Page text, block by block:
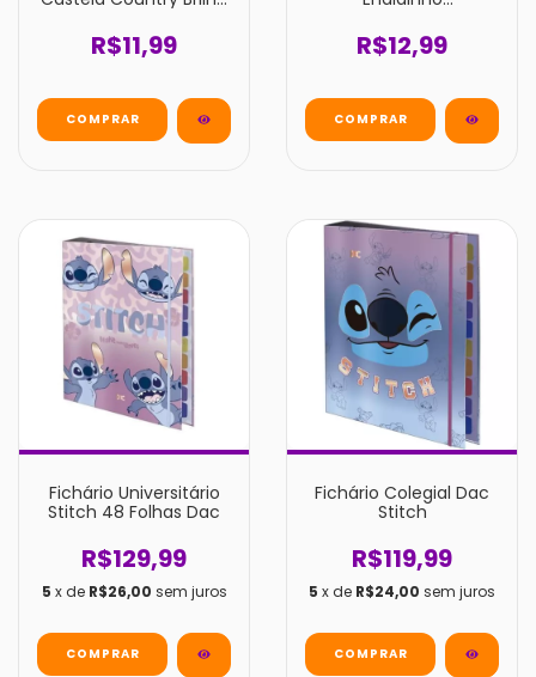
R$11,99 R$12,99
Fichário Universitário
Stitch 48 Folhas Dac
R$129,99
5 x de R$26,00 sem juros
Fichário Colegial Dac
Stitch
R$119,99
5 x de R$24,00 sem juros